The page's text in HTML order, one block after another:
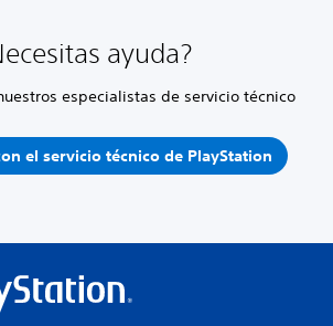
ayuda?
especialistas de servicio técnico
el servicio técnico de PlayStation